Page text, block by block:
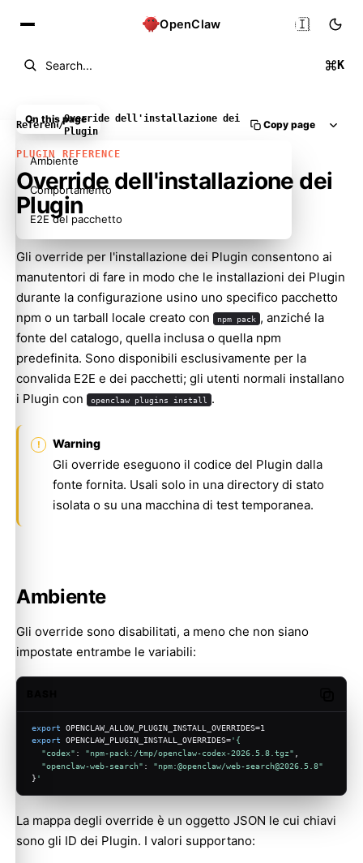
OpenClaw
Search... K
🇮🇹
Reference
/
Override dell'installazione dei
Plugin
Copy page
PLUGIN REFERENCE
Override dell'installazione dei
Plugin
Gli override per l'installazione dei Plugin consentono ai
manutentori di fare in modo che le installazioni dei Plugin
durante la configurazione usino uno specifico pacchetto
npm o un tarball locale creato con
npm pack , anziché la
fonte del catalogo, quella inclusa o quella npm
predefinita. Sono disponibili esclusivamente per la
convalida E2E e dei pacchetti; gli utenti normali installano
i Plugin con
openclaw plugins install .
Warning
Gli override eseguono il codice del Plugin dalla
fonte fornita. Usali solo in una directory di stato
isolata o su una macchina di test temporanea.
Ambiente
Gli override sono disabilitati, a meno che non siano
impostate entrambe le variabili:
export OPENCLAW_ALLOW_PLUGIN_INSTALL_OVERRIDES=1
export OPENCLAW_PLUGIN_INSTALL_OVERRIDES='{
"codex" : "npm-pack:/tmp/openclaw-codex-2026.5.8.tgz"
"openclaw-web-search" : "npm:@openclaw/web-search@2026.5.8"
} '
La mappa degli override è un oggetto JSON le cui chiavi
sono gli ID dei Plugin. I valori supportano:
On this page
Ambiente
Comportamento
E2E del pacchetto